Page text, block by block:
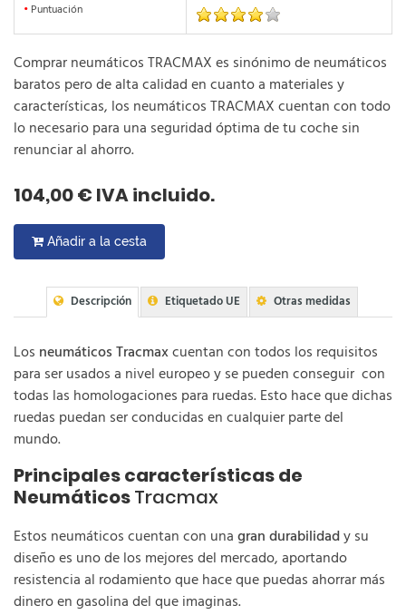
• Puntuación
Comprar neumáticos TRACMAX es sinónimo de neumáticos
baratos pero de alta calidad en cuanto a materiales y
características, los neumáticos TRACMAX cuentan con todo
lo necesario para una seguridad óptima de tu coche sin
renunciar al ahorro.
104,00 € IVA incluido.
Añadir a la cesta
Descripción Etiquetado UE Otras medidas
Los neumáticos Tracmaxcuentan con todos los requisitos
para ser usados a nivel europeo y se pueden conseguir con
todas las homologaciones para ruedas. Esto hace que dichas
ruedas puedan ser conducidas en cualquier parte del
mundo.
Principales características de
NeumáticosTracmax
Estos neumáticos cuentan con unagran durabilidady su
diseño es uno de los mejores del mercado, aportando
resistencia al rodamiento que hace que puedas ahorrar más
dinero en gasolina del que imaginas.